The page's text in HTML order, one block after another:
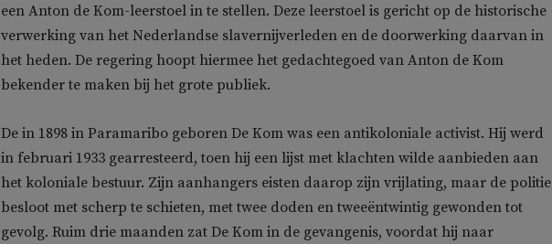
een Anton de Kom-leerstoel in te stellen. Deze leerstoel is gericht op de historische
verwerking van het Nederlandse slavernijverleden en de doorwerking daarvan in
het heden. De regering hoopt hiermee het gedachtegoed van Anton de Kom
bekender te maken bij het grote publiek.
De in 1898 in Paramaribo geboren De Kom was een antikoloniale activist. Hij werd
in februari 1933 gearresteerd, toen hij een lijst met klachten wilde aanbieden aan
het koloniale bestuur. Zijn aanhangers eisten daarop zijn vrijlating, maar de politie
besloot met scherp te schieten, met twee doden en tweeëntwintig gewonden tot
gevolg. Ruim drie maanden zat De Kom in de gevangenis, voordat hij naar